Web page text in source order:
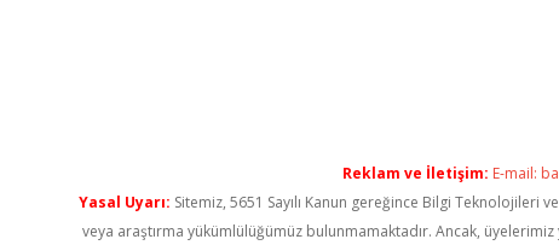
Reklam ve İletişim: E-mail:
Yasal Uyarı: Sitemiz, 5651 Sayılı Kanun gereğince Bilgi
veya araştırma yükümlülüğümüz bulunmamaktadır. Ancak,